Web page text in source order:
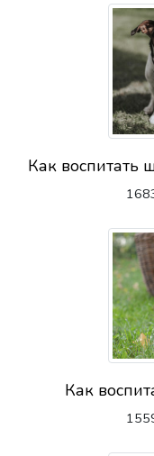
Как воспитать
Как